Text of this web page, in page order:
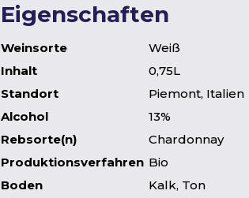
Eigenschaften
Weinsorte
Weiß
Inhalt
0,75L
Standort
Piemont, Italien
Alcohol
13%
Rebsorte(n)
Chardonnay
Produktionsverfahren Bio
Boden
Kalk, Ton